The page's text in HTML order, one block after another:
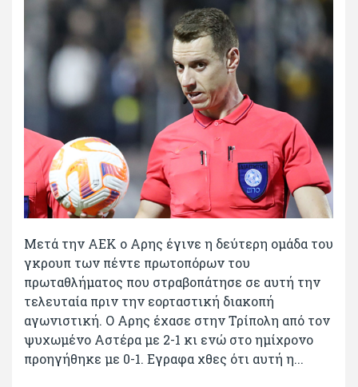
Μετά την ΑΕΚ ο Αρης έγινε η δεύτερη ομάδα του
γκρουπ των πέντε πρωτοπόρων του
πρωταθλήματος που στραβοπάτησε σε αυτή την
τελευταία πριν την εορταστική διακοπή
αγωνιστική. Ο Αρης έχασε στην Τρίπολη από τον
ψυχωμένο Αστέρα με 2-1 κι ενώ στο ημίχρονο
προηγήθηκε με 0-1. Εγραφα χθες ότι αυτή η...